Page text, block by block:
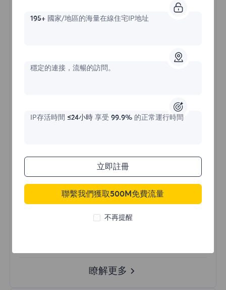
$?/天
立即購買
不限流量使用
全球超過50個地區
瞭解更多
195+國家/地區的海量在線住宅IP地址
穩定的連接，流暢的訪問。
IP存活時間 ≤24小時享受 99.9%的正常運行時間
立即註冊
聯繫我們獲取500M免費流量
不再提醒